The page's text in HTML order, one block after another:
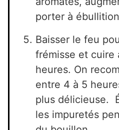
porter à
Baisser le feu
frémisse et cuire
heures. On
entre 4 à 5
plus délicieuse.
les impuretés